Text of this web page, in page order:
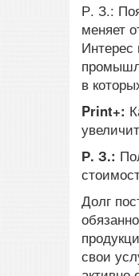
Р. З.:
меняет
в
Print+:
Р. З.:
Долг
свои